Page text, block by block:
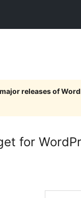
releases of
for